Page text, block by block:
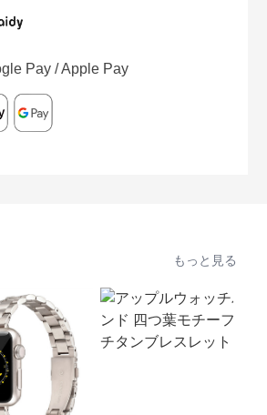
Pay / Apple Pay
もっと見る